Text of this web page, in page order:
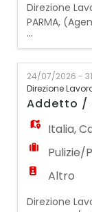
Direzione
PARMA,
0000001 del
cliente sita a
ADDETTO/A
La risorsa si
riordino
richiede: -
mansione; -
...
24/07/2026 -
Direzione
Addetto /
Italia,
Pulizie/
Altro
Direzione